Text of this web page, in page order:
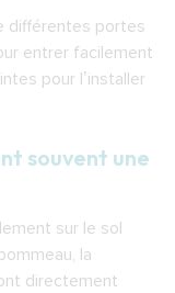
différentes portes
entrer facilement
pour l’installer
souvent une
sur le sol
la
directement